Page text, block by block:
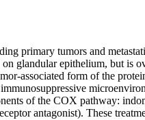
primary tumors and
glandular epithelium, but is
associated form of the
of the COX pathway:
antagonist). These